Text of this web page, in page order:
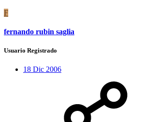
F
fernando rubin saglia
Usuario Registrado
18 Dic 2006